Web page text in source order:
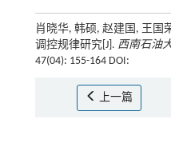
肖晓华, 韩硕, 赵建国, 王国
调控规律研究[J]. 西南石油
47(04): 155-164 DOI:
上一篇